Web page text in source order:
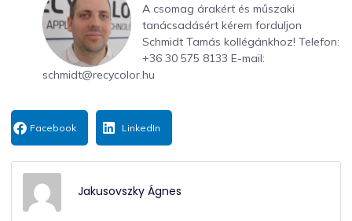
A csomag árakért és műszaki
tanácsadásért kérem forduljon
Schmidt Tamás kollégánkhoz! Telefon:
‭+36 30 575 8133‬ E-mail:
schmidt@recycolor.hu
Facebook LinkedIn
Jakusovszky Ágnes